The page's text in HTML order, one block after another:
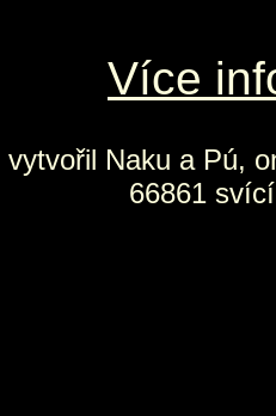
Více
vytvořil Naku a Pú,
66861